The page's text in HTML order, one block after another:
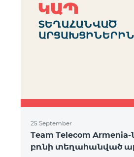
25 September
Team Telecom
բռնի տեղահանված